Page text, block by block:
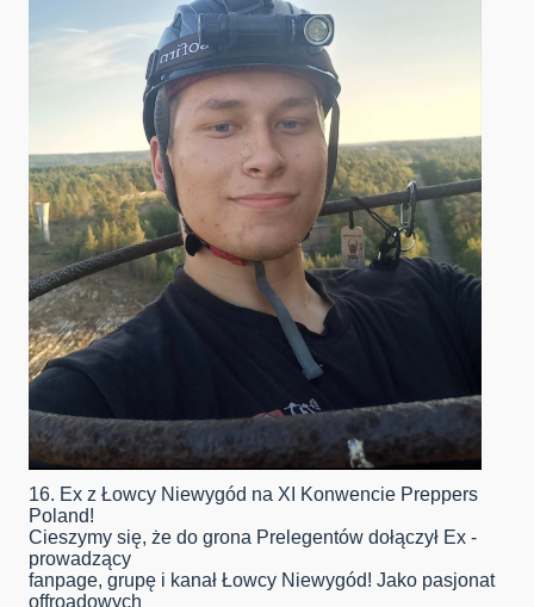
16. Ex z Łowcy Niewygód na XI Konwencie Preppers
Poland!
Cieszymy się, że do grona Prelegentów dołączył Ex -
prowadzący
fanpage, grupę i kanał Łowcy Niewygód! Jako pasjonat
offroadowych